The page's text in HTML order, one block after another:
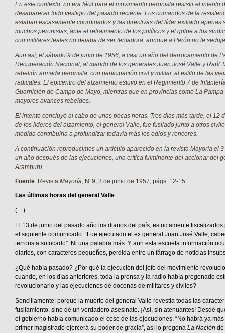
En este contexto, no era fácil para el movimiento peronista resistir el intento
desaparecer todo vestigio del pasado reciente. Los comandos de la
estaban escasamente coordinados y las directivas del líder exiliado apenas
muchos peronistas, ante el retraimiento de los políticos y el golpe a los
con militares leales no dejaba de ser tentadora, aunque a Perón no le
Aun así, el sábado 9 de junio de 1956, a casi un año del derrocamiento de
Recuperación Nacional, al mando de los generales Juan José Valle y Raúl
rebelión armada peronista, con participación civil y militar, al estilo de las
radicales. El epicentro del alzamiento estuvo en el Regimiento 7 de
Guarnición de Campo de Mayo, mientras que en provincias como La
mayores avances rebeldes.
El intento concluyó al cabo de unas pocas horas. Tres días más tarde, el 12
de los líderes del alzamiento, el general Valle, fue fusilado junto a otros
medida contribuiría a profundizar todavía más los odios y rencores.
A continuación reproducimos un artículo aparecido en la revista Mayoría el
un año después de las ejecuciones, una crítica fulminante del accionar del
Aramburu.
Fuente: Revista Mayoría, N°9, 3 de junio de 1957, págs. 12-15.
Las últimas horas del general Valle
(…)
El 13 de junio del pasado año los diarios del país, estrictamente
el siguiente comunicado: “Fue ejecutado el ex general Juan José Valle,
terrorista sofocado”. Ni una palabra más. Y aun esta escueta información
diarios, con caracteres pequeños, perdida entre un fárrago de noticias
¿Qué había pasado? ¿Por qué la ejecución del jefe del movimiento
cuando, en los días anteriores, toda la prensa y la radio había pregonado
revolucionario y las ejecuciones de docenas de militares y civiles?
Sencillamente: porque la muerte del general Valle revestía todas las
fusilamiento, sino de un verdadero asesinato. ¡Así, sin atenuantes! Desde
el gobierno había comunicado el cese de las ejecuciones. “No habrá ya
primer magistrado ejercerá su poder de gracia”, así lo pregona La Nación de